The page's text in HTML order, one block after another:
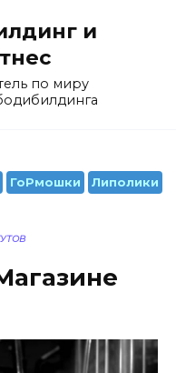
и
по миру
ГоРмошки Липолики